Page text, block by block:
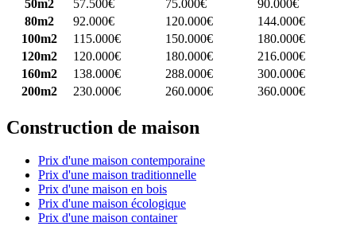
50m2
57.500€ 75.000€
90.000€
80m2
92.000€ 120.000€
144.000€
100m2
115.000€ 150.000€
180.000€
120m2
120.000€ 180.000€
216.000€
160m2
138.000€ 288.000€
300.000€
200m2
230.000€ 260.000€ 360.000€
Construction de maison
Prix d'une maison contemporaine
Prix d'une maison traditionnelle
Prix d'une maison en bois
Prix d'une maison écologique
Prix d'une maison container